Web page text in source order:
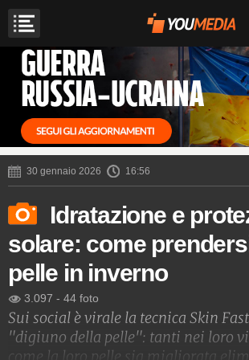
30 gennaio 2026 16:56
Idratazione e
solare: come
pelle in inverno
3.097 - 44 foto
Sui social è virale la tecnica Skin
"digiuno della pelle": tanti nei loro
come la loro pelle sia migliorata